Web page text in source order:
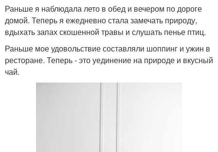
Раньше я наблюдала лето в обед и вечером по дороге
домой. Теперь я ежедневно стала замечать природу,
вдыхать запах скошенной травы и слушать пенье птиц.
Раньше мое удовольствие составляли шоппинг и ужин в
ресторане. Теперь - это уединение на природе и вкусный
чай.